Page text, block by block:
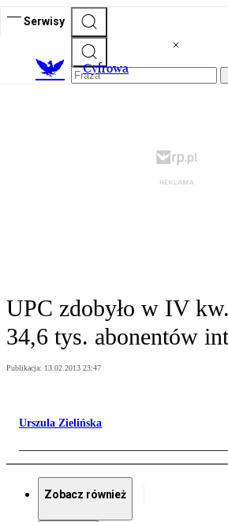
Serwisy
Cyfrowa
UPC zdobyło w IV
34,6 tys. abonentów
Publikacja: 13.02.2013 23:47
Urszula Zielińska
Zobacz również